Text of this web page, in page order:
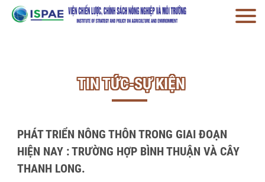
TIN TỨC-SỰ KIỆN
PHÁT TRIỂN NÔNG THÔN TRONG GIAI ĐOẠN
HIỆN NAY : TRƯỜNG HỢP BÌNH THUẬN VÀ CÂY
THANH LONG.